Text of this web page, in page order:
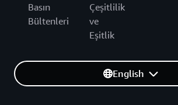
Basın
Bültenleri
Çeşitlilik
ve
Eşitlik
English